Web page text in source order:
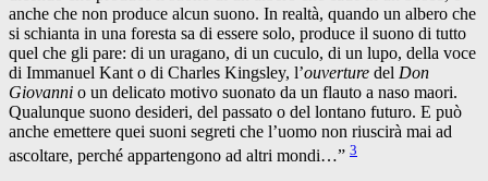
anche che non produce alcun suono. In realtà, quando un albero che
si schianta in una foresta sa di essere solo, produce il suono di tutto
quel che gli pare: di un uragano, di un cuculo, di un lupo, della voce
di Immanuel Kant o di Charles Kingsley, l’ouverture del Don
Giovanni o un delicato motivo suonato da un flauto a naso maori.
Qualunque suono desideri, del passato o del lontano futuro. E può
anche emettere quei suoni segreti che l’uomo non riuscirà mai ad
ascoltare, perché appartengono ad altri mondi…” 3